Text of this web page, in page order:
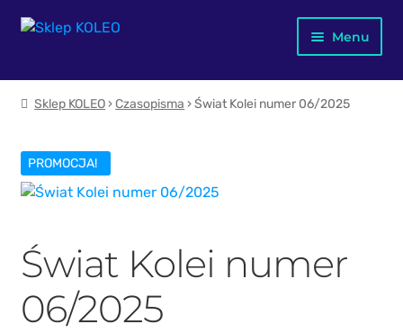
Przejdź
Przejdź
Menu
Jubileusz X-lecia
Mapa kolejowa Polski
Plakaty
Kubki
Sklep KOLEO›Czasopisma › Świat Kolei numer 06/2025
PROMOCJA!
Świat Kolei numer
06/2025